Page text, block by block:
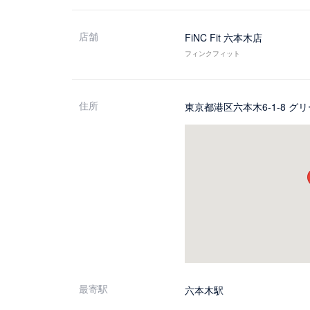
店舗 FiNC Fit 六本木店
フィンクフィット
住所 東京都港区六本木6-1-8 グ
最寄駅 六本木駅